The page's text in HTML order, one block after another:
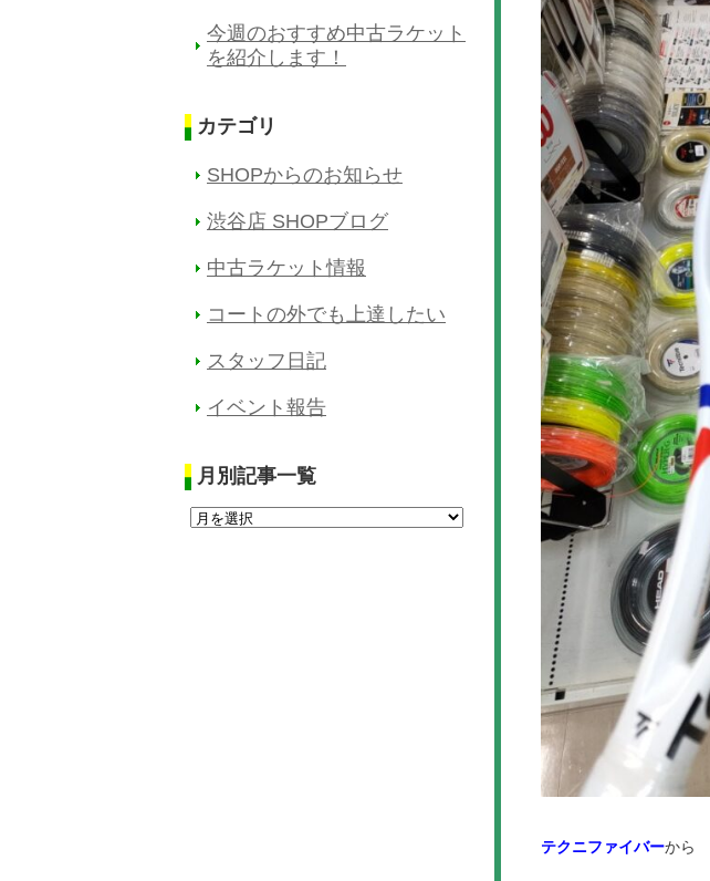
今週のおすすめ中古ラケット
を紹介します！
カテゴリ
SHOPからのお知らせ
渋谷店 SHOPブログ
中古ラケット情報
コートの外でも上達したい
スタッフ日記
イベント報告
月別記事一覧
テクニファイバーから